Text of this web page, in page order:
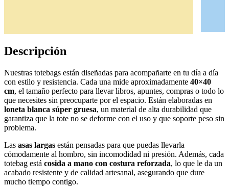
Descripción
Nuestras totebags están diseñadas para acompañarte en tu día a día
con estilo y resistencia. Cada una mide aproximadamente 40×40
cm, el tamaño perfecto para llevar libros, apuntes, compras o todo lo
que necesites sin preocuparte por el espacio. Están elaboradas en
loneta blanca súper gruesa, un material de alta durabilidad que
garantiza que la tote no se deforme con el uso y que soporte peso sin
problema.
Las asas largas están pensadas para que puedas llevarla
cómodamente al hombro, sin incomodidad ni presión. Además, cada
totebag está cosida a mano con costura reforzada, lo que le da un
acabado resistente y de calidad artesanal, asegurando que dure
mucho tiempo contigo.